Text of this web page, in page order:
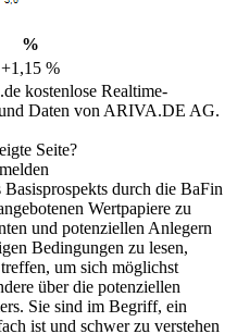
%
+1,15 %
kostenlose Realtime-
Daten von ARIVA.DE AG.
Seite?
durch die BaFin
Wertpapiere zu
und potenziellen Anlegern
Bedingungen zu lesen,
um sich möglichst
über die potenziellen
Sie sind im Begriff, ein
ist und schwer zu verstehen